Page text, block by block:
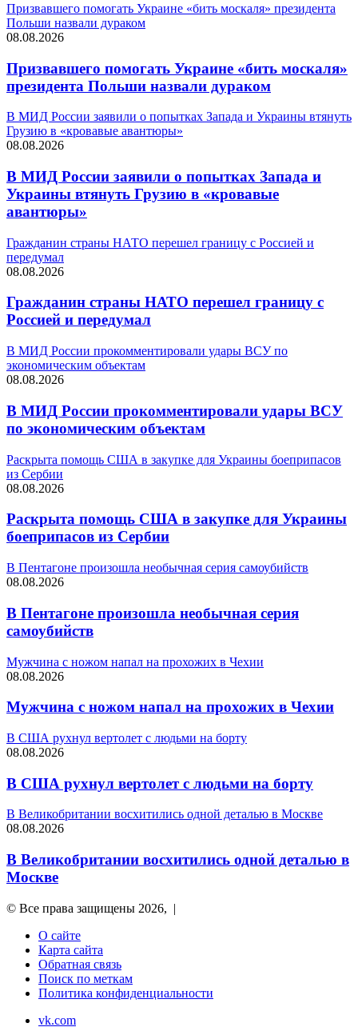
Призвавшего помогать Украине «бить москаля» президента
Польши назвали дураком
08.08.2026
Призвавшего помогать Украине «бить москаля»
президента Польши назвали дураком
В МИД России заявили о попытках Запада и Украины втянуть
Грузию в «кровавые авантюры»
08.08.2026
В МИД России заявили о попытках Запада и
Украины втянуть Грузию в «кровавые
авантюры»
Гражданин страны НАТО перешел границу с Россией и
передумал
08.08.2026
Гражданин страны НАТО перешел границу с
Россией и передумал
В МИД России прокомментировали удары ВСУ по
экономическим объектам
08.08.2026
В МИД России прокомментировали удары ВСУ
по экономическим объектам
Раскрыта помощь США в закупке для Украины боеприпасов
из Сербии
08.08.2026
Раскрыта помощь США в закупке для Украины
боеприпасов из Сербии
В Пентагоне произошла необычная серия самоубийств
08.08.2026
В Пентагоне произошла необычная серия
самоубийств
Мужчина с ножом напал на прохожих в Чехии
08.08.2026
Мужчина с ножом напал на прохожих в Чехии
В США рухнул вертолет с людьми на борту
08.08.2026
В США рухнул вертолет с людьми на борту
В Великобритании восхитились одной деталью в Москве
08.08.2026
В Великобритании восхитились одной деталью в
Москве
© Все права защищены 2026, |
О сайте
Карта сайта
Обратная связь
Поиск по меткам
Политика конфиденциальности
vk.com